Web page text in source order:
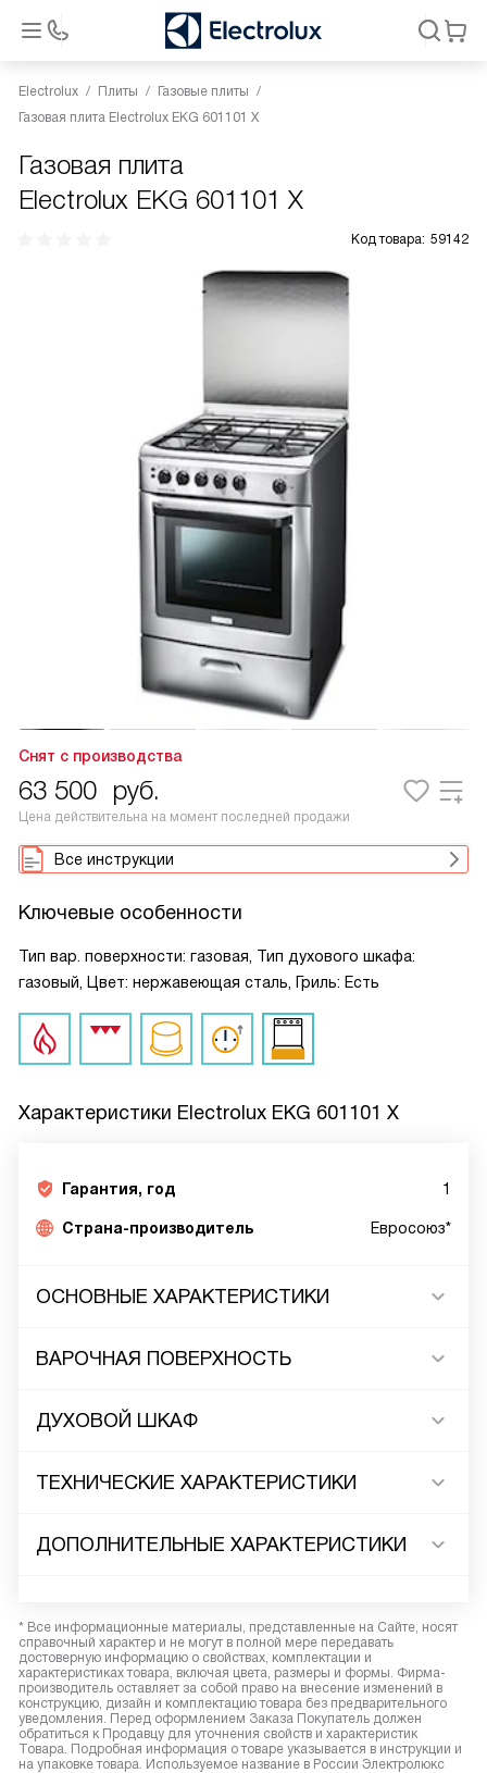
Electrolux Плиты
Газовые плиты
Газовая плита Electrolux EKG 601101 X
Газовая плита
Electrolux EKG 601101 X
Код товара: 59142
Снят с производства
63 500 руб.
Цена действительна на момент последней продажи
Все инструкции
Ключевые особенности
Тип вар. поверхности: газовая, Тип духового шкафа:
газовый, Цвет: нержавеющая сталь, Гриль: Есть
Характеристики Electrolux EKG 601101 X
Гарантия, год 1
Страна-производитель Евросоюз*
ОСНОВНЫЕ ХАРАКТЕРИСТИКИ
ВАРОЧНАЯ ПОВЕРХНОСТЬ
ДУХОВОЙ ШКАФ
ТЕХНИЧЕСКИЕ ХАРАКТЕРИСТИКИ
ДОПОЛНИТЕЛЬНЫЕ ХАРАКТЕРИСТИКИ
* Все информационные материалы, представленные на Сайте, носят
справочный характер и не могут в полной мере передавать
достоверную информацию о свойствах, комплектации и
характеристиках товара, включая цвета, размеры и формы. Фирма-
производитель оставляет за собой право на внесение изменений в
конструкцию, дизайн и комплектацию товара без предварительного
уведомления. Перед оформлением Заказа Покупатель должен
обратиться к Продавцу для уточнения свойств и характеристик
Товара. Подробная информация о товаре указывается в инструкции и
на упаковке товара. Используемое название в России Электролюкс